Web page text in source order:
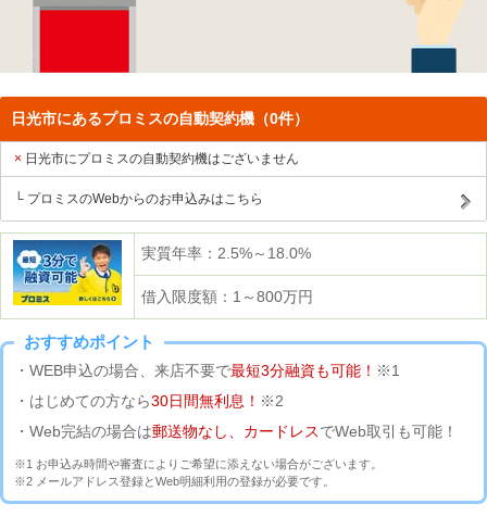
日光市にあるプロミスの自動契約機（0件）
日光市にプロミスの自動契約機はございません
プロミスのWebからのお申込みはこちら
実質年率：2.5%～18.0%
借入限度額：1～800万円
おすすめポイント
・WEB申込の場合、来店不要で最短3分融資も可能！ ※1
・はじめての方なら30日間無利息！ ※2
・Web完結の場合は郵送物なし、カードレスでWeb取引も可能！
※1 お申込み時間や審査によりご希望に添えない場合がございます。
※2 メールアドレス登録とWeb明細利用の登録が必要です。